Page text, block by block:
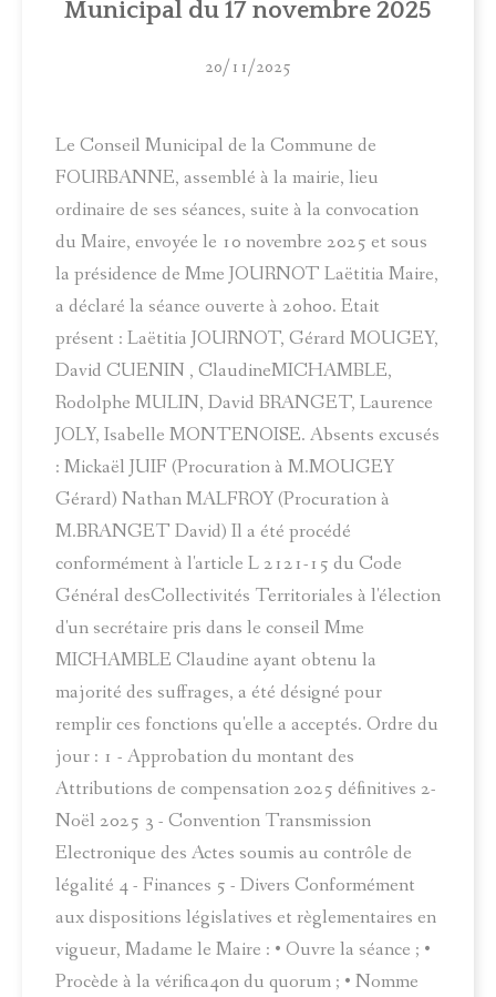
Municipal du 17 novembre 2025
20/11/2025
Le Conseil Municipal de la Commune de
FOURBANNE, assemblé à la mairie, lieu
ordinaire de ses séances, suite à la convocation
du Maire, envoyée le 10 novembre 2025 et sous
la présidence de Mme JOURNOT Laëtitia Maire,
a déclaré la séance ouverte à 20h00. Etait
présent : Laëtitia JOURNOT, Gérard MOUGEY,
David CUENIN , ClaudineMICHAMBLE,
Rodolphe MULIN, David BRANGET, Laurence
JOLY, Isabelle MONTENOISE. Absents excusés
: Mickaël JUIF (Procuration à M.MOUGEY
Gérard) Nathan MALFROY (Procuration à
M.BRANGET David) Il a été procédé
conformément à l'article L 2121-15 du Code
Général desCollectivités Territoriales à l'élection
d'un secrétaire pris dans le conseil Mme
MICHAMBLE Claudine ayant obtenu la
majorité des suffrages, a été désigné pour
remplir ces fonctions qu'elle a acceptés. Ordre du
jour : 1 - Approbation du montant des
Attributions de compensation 2025 définitives 2-
Noël 2025 3 - Convention Transmission
Electronique des Actes soumis au contrôle de
légalité 4 - Finances 5 - Divers Conformément
aux dispositions législatives et règlementaires en
vigueur, Madame le Maire : • Ouvre la séance ; •
Procède à la vérifica4on du quorum ; • Nomme